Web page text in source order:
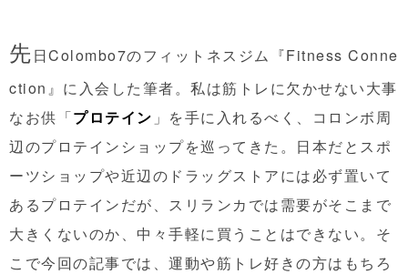
先日Colombo7のフィットネスジム『Fitness Conne
ction』に入会した筆者。私は筋トレに欠かせない大事
なお供「プロテイン 」を手に入れるべく、コロンボ周
辺のプロテインショップを巡ってきた。日本だとスポ
ーツショップや近辺のドラッグストアには必ず置いて
あるプロテインだが、スリランカでは需要がそこまで
大きくないのか、中々手軽に買うことはできない。そ
こで今回の記事では、運動や筋トレ好きの方はもちろ